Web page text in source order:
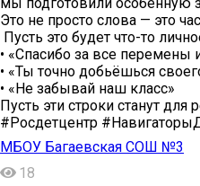
Это не просто слова — это
Пусть это будет что-то
• «Спасибо за все перемены
• «Ты точно добьёшься
• «Не забывай наш класс»
Пусть эти строки станут
#Росдетцентр
МБОУ Багаевская СОШ №3
18